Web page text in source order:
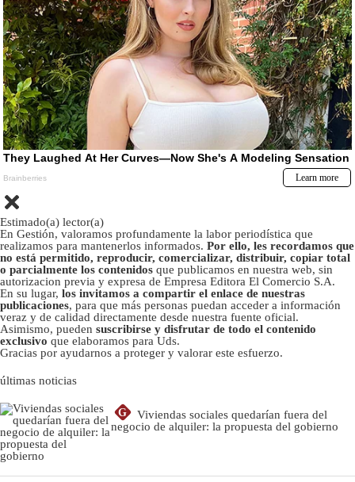
Estimado(a) lector(a)
En Gestión, valoramos profundamente la labor periodística que
realizamos para mantenerlos informados. Por ello, les recordamos que
no está permitido, reproducir, comercializar, distribuir, copiar total
o parcialmente los contenidos que publicamos en nuestra web, sin
autorizacion previa y expresa de Empresa Editora El Comercio S.A.
En su lugar, los invitamos a compartir el enlace de nuestras
publicaciones, para que más personas puedan acceder a información
veraz y de calidad directamente desde nuestra fuente oficial.
Asimismo, pueden suscribirse y disfrutar de todo el contenido
exclusivo que elaboramos para Uds.
Gracias por ayudarnos a proteger y valorar este esfuerzo.
últimas noticias
G
Viviendas sociales quedarían fuera del
negocio de alquiler: la propuesta del gobierno